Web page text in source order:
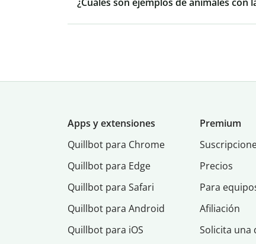
Apps y extensiones
Quillbot para Chrome
Quillbot para Edge
Quillbot para Safari
Quillbot para Android
Quillbot para iOS
Premium
Precios
Para
Afiliación
Solicita una